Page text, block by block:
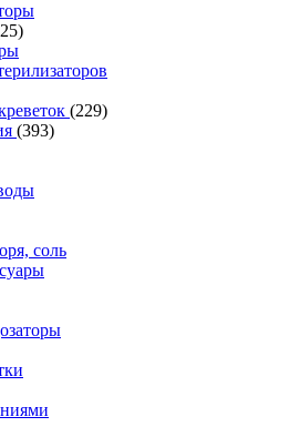
(229)
(393)
соль